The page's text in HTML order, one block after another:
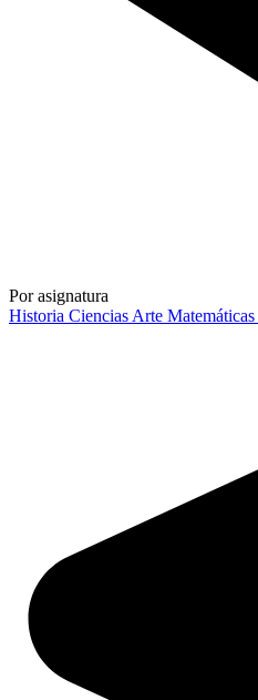
Por asignatura
Historia Ciencias Arte Matemáticas